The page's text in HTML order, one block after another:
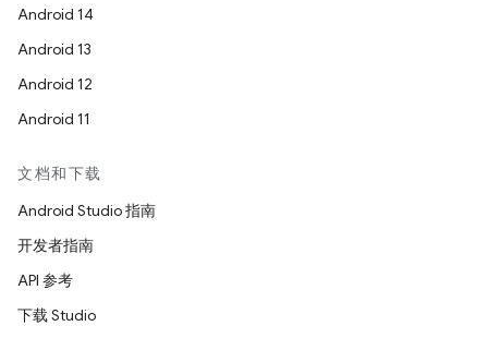
Android 14
Android 13
Android 12
Android 11
文档和下载
Android Studio 指南
开发者指南
API 参考
下载 Studio